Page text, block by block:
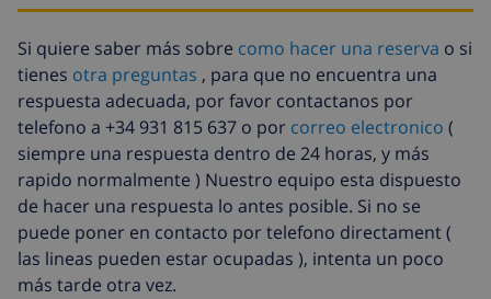
Sábanas
extra
17,59 US$ por persona , a pagar a la
llegada
Toallas extra
8,80 US$ por persona , a pagar a la
llegada
Salida tardía
113,75 US$
Limpieza
extra
basado en consumo de energía
(52,77 US$/HOUR)
Fondo
cancelación:
4.80% del importe total
Si quiere saber más sobre como hacer una reserva o si
tienes otra preguntas , para que no encuentra una
respuesta adecuada, por favor contactanos por
telefono a +34 931 815 637 o por correo electronico (
siempre una respuesta dentro de 24 horas, y más
rapido normalmente ) Nuestro equipo esta dispuesto
de hacer una respuesta lo antes posible. Si no se
puede poner en contacto por telefono directament (
las lineas pueden estar ocupadas ), intenta un poco
más tarde otra vez.